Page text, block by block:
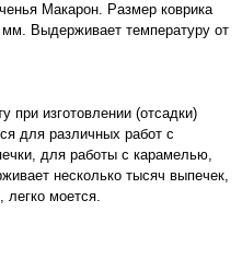
Макарон. Размер коврика
Выдерживает температуру от
при изготовлении (отсадки)
для различных работ с
для работы с карамелью,
несколько тысяч выпечек,
моется.